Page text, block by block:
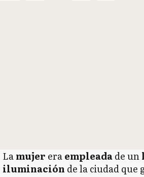
Lamujer eraempleadade un
iluminación de la ciudad que